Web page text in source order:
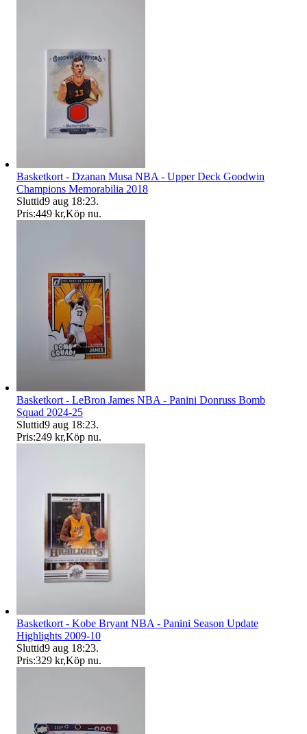
Basketkort - Dzanan Musa NBA - Upper Deck Goodwin
Champions Memorabilia 2018
Sluttid9 aug 18:23.
Pris:449 kr,Köp nu.
Basketkort - LeBron James NBA - Panini Donruss Bomb
Squad 2024-25
Sluttid9 aug 18:23.
Pris:249 kr,Köp nu.
Basketkort - Kobe Bryant NBA - Panini Season Update
Highlights 2009-10
Sluttid9 aug 18:23.
Pris:329 kr,Köp nu.